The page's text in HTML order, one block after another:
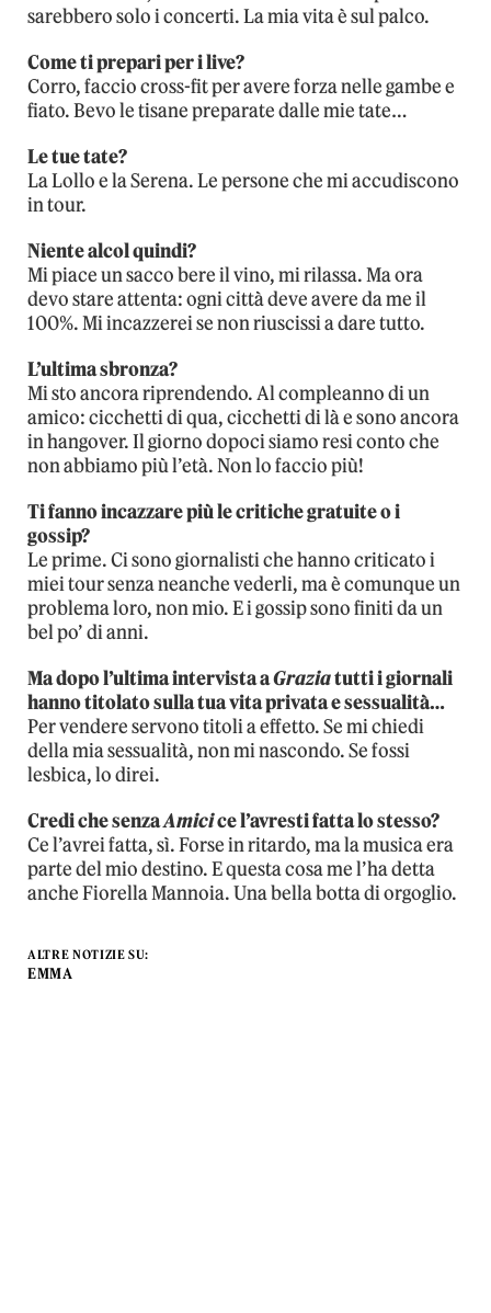
sarebbero solo i concerti. La mia vita è sul palco.
Come ti prepari per i live?
Corro, faccio cross-fit per avere forza nelle gambe e
fiato. Bevo le tisane preparate dalle mie tate…
Le tue tate?
La Lollo e la Serena. Le persone che mi accudiscono
in tour.
Niente alcol quindi?
Mi piace un sacco bere il vino, mi rilassa. Ma ora
devo stare attenta: ogni città deve avere da me il
100%. Mi incazzerei se non riuscissi a dare tutto.
L’ultima sbronza?
Mi sto ancora riprendendo. Al compleanno di un
amico: cicchetti di qua, cicchetti di là e sono ancora
in hangover. Il giorno dopoci siamo resi conto che
non abbiamo più l’età. Non lo faccio più!
Ti fanno incazzare più le critiche gratuite o i
gossip?
Le prime. Ci sono giornalisti che hanno criticato i
miei tour senza neanche vederli, ma è comunque un
problema loro, non mio. E i gossip sono finiti da un
bel po’ di anni.
Ma dopo l’ultima intervista aGraziatutti i giornali
hanno titolato sulla tua vita privata e sessualità…
Per vendere servono titoli a effetto. Se mi chiedi
della mia sessualità, non mi nascondo. Se fossi
lesbica, lo direi.
Credi che senzaAmicice l’avresti fatta lo stesso?
Ce l’avrei fatta, sì. Forse in ritardo, ma la musica era
parte del mio destino. E questa cosa me l’ha detta
anche Fiorella Mannoia. Una bella botta di orgoglio.
ALTRE NOTIZIE SU:
EMMA